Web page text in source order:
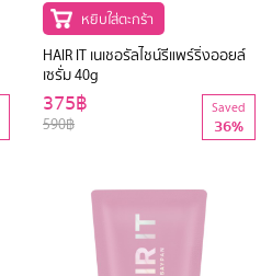
หยิบใส่ตะกร้า
HAIR IT เนเชอรัลไชน์รีแพร์ริ่งออยล์
เซรั่ม 40g
590฿
375฿ Saved
36%